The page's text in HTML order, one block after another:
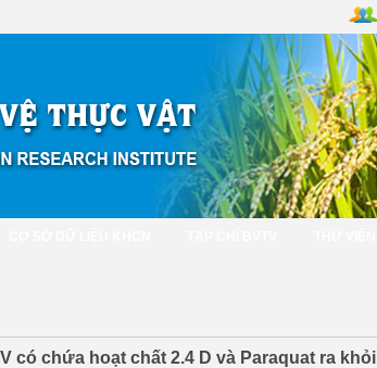
có chứa hoạt chất 2.4 D và Paraquat ra khỏi